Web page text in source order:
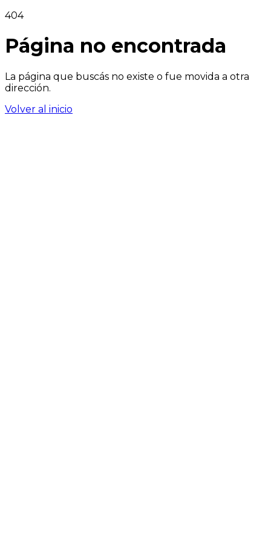
404
Página no encontrada
La página que buscás no existe o fue movida a otra
dirección.
Volver al inicio